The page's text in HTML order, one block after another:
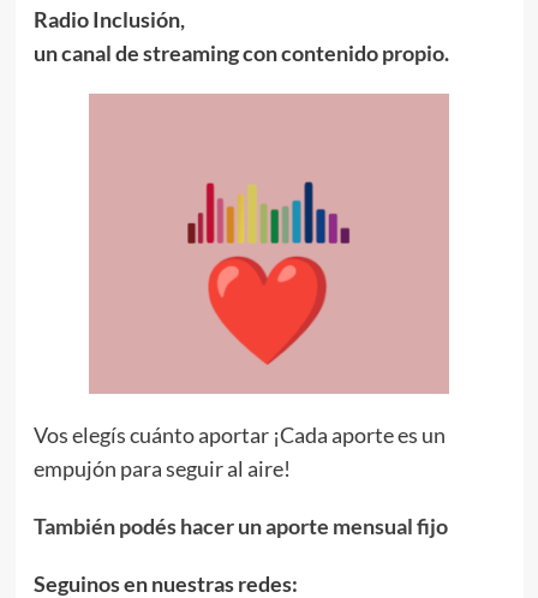
Radio Inclusión,
un canal de streaming con contenido propio.
Vos elegís cuánto aportar ¡Cada aporte es un
empujón para seguir al aire!
También podés hacer un aporte mensual fijo
Seguinos en nuestras redes: